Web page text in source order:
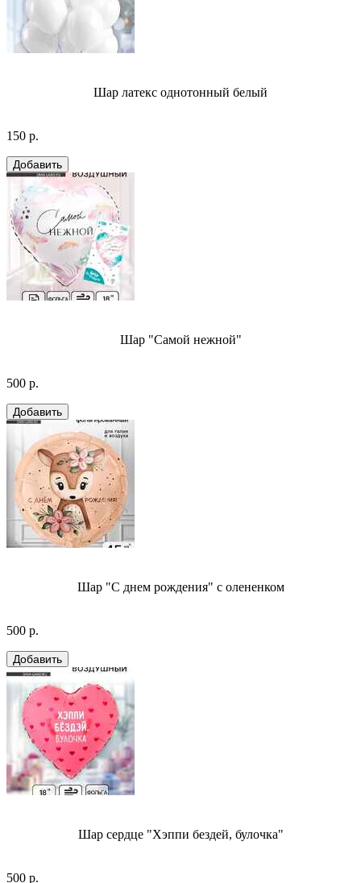
Шар латекс однотонный белый
150 р.
Шар "Самой нежной"
500 р.
Шар "С днем рождения" с олененком
500 р.
Шар сердце "Хэппи бездей, булочка"
500 р.